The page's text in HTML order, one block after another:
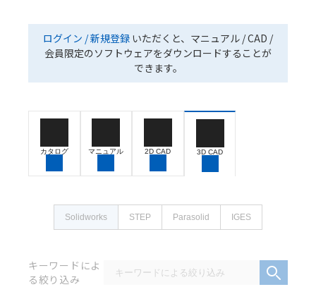
ログイン / 新規登録 いただくと、マニュアル / CAD /
会員限定のソフトウェアをダウンロードすることが
できます。
カタログ マニュアル 2D CAD 3D CAD
Solidworks STEP Parasolid IGES
キーワードによ
る絞り込み